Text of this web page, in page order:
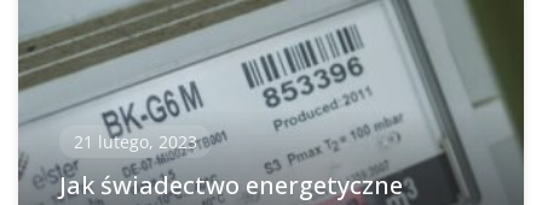
21 lutego, 2023
Jak świadectwo energetyczne